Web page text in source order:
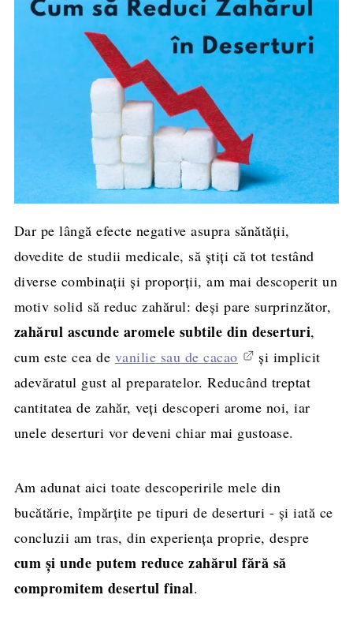
Dar pe lângă efecte negative asupra sănătății,
dovedite de studii medicale, să știți că tot testând
diverse combinații și proporții, am mai descoperit un
motiv solid să reduc zahărul: deși pare surprinzător,
zahărul ascunde aromele subtile din deserturi,
cum este cea de vanilie sau de cacao
și implicit
adevăratul gust al preparatelor. Reducând treptat
cantitatea de zahăr, veți descoperi arome noi, iar
unele deserturi vor deveni chiar mai gustoase.
Am adunat aici toate descoperirile mele din
bucătărie, împărțite pe tipuri de deserturi - și iată ce
concluzii am tras, din experiența proprie, despre
cum și unde putem reduce zahărul fără să
compromitem desertul final.